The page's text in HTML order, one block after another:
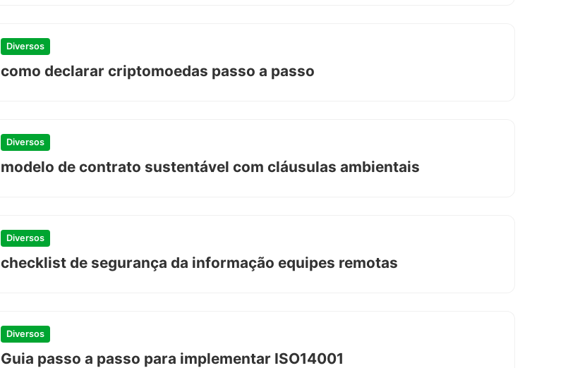
Diversos
como declarar criptomoedas passo a passo
Diversos
modelo de contrato sustentável com cláusulas ambientais
Diversos
checklist de segurança da informação equipes remotas
Diversos
Guia passo a passo para implementar ISO14001